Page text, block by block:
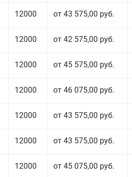
12000 от 43 575,00 руб.
12000 от 42 575,00 руб.
12000 от 45 575,00 руб.
12000 от 46 075,00 руб.
12000 от 43 575,00 руб.
12000 от 43 575,00 руб.
12000 от 45 075,00 руб.